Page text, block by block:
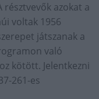
azokat a
voltak 1956
játszanak a
való
kötött. Jelentkezni
261-es